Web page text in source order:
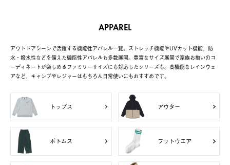
APPAREL
アウトドアシーンで活躍する機能性アパレル一覧。ストレッチ機能やUVカット機能、防
水・撥水性などを備えた機能性アパレルも多数展開。豊富なサイズ展開で家族お揃いのコ
ーディネートが楽しめるファミリーサイズにも対応したシリーズも。高機能なレインウェ
アなど、キャンプやレジャーはもちろん日常使いにもおすすめです。
トップス アウター
ボトムス フットウエア